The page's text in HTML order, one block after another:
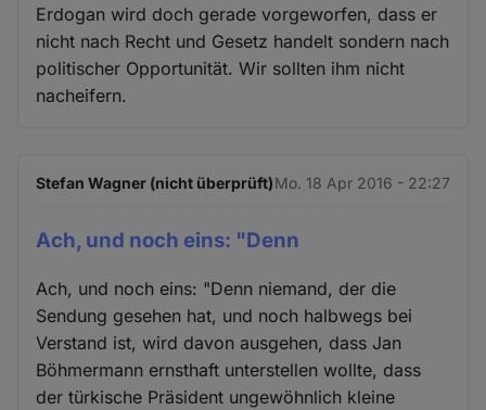
Erdogan wird doch gerade vorgeworfen, dass er
nicht nach Recht und Gesetz handelt sondern nach
politischer Opportunität. Wir sollten ihm nicht
nacheifern.
Stefan Wagner (nicht überprüft)Mo. 18 Apr 2016 - 22:27
Ach, und noch eins: "Denn
Ach, und noch eins: "Denn niemand, der die
Sendung gesehen hat, und noch halbwegs bei
Verstand ist, wird davon ausgehen, dass Jan
Böhmermann ernsthaft unterstellen wollte, dass
der türkische Präsident ungewöhnlich kleine